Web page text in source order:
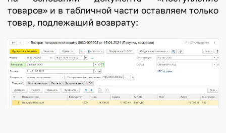
товаров» и в табличной части оставляем только
товар, подлежащий возврату: